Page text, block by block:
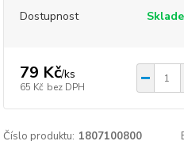
Dostupnost
79 Kč/ks
65 Kč bez DPH
Číslo produktu: 1807100800